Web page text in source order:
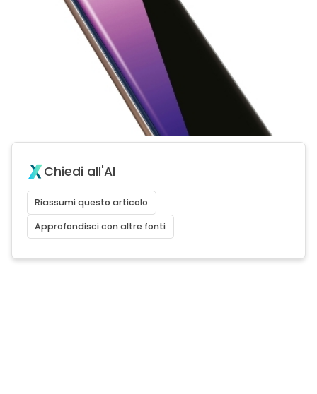
Chiedi all'AI
Riassumi questo articolo
Approfondisci con altre fonti